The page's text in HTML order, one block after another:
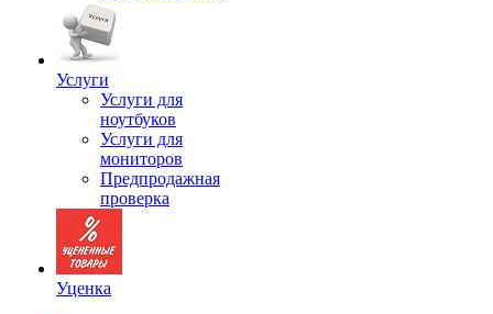
Услуги
Услуги для
ноутбуков
Услуги для
мониторов
Предпродажная
проверка
Уценка